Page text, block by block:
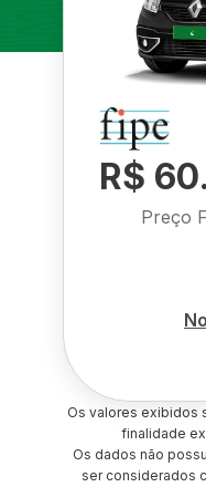
R$
Preço
Os valores exibidos
finalidade
Os dados não
ser considerados